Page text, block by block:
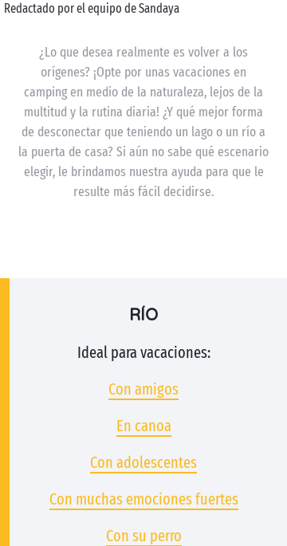
Redactado por el equipo de Sandaya
¿Lo que desea realmente es volver a los
orígenes? ¡Opte por unas vacaciones en
camping en medio de la naturaleza, lejos de la
multitud y la rutina diaria! ¿Y qué mejor forma
de desconectar que teniendo un lago o un río a
la puerta de casa? Si aún no sabe qué escenario
elegir, le brindamos nuestra ayuda para que le
resulte más fácil decidirse.
RÍO
Ideal para vacaciones:
Con amigos
En canoa
Con adolescentes
Con muchas emociones fuertes
Con su perro